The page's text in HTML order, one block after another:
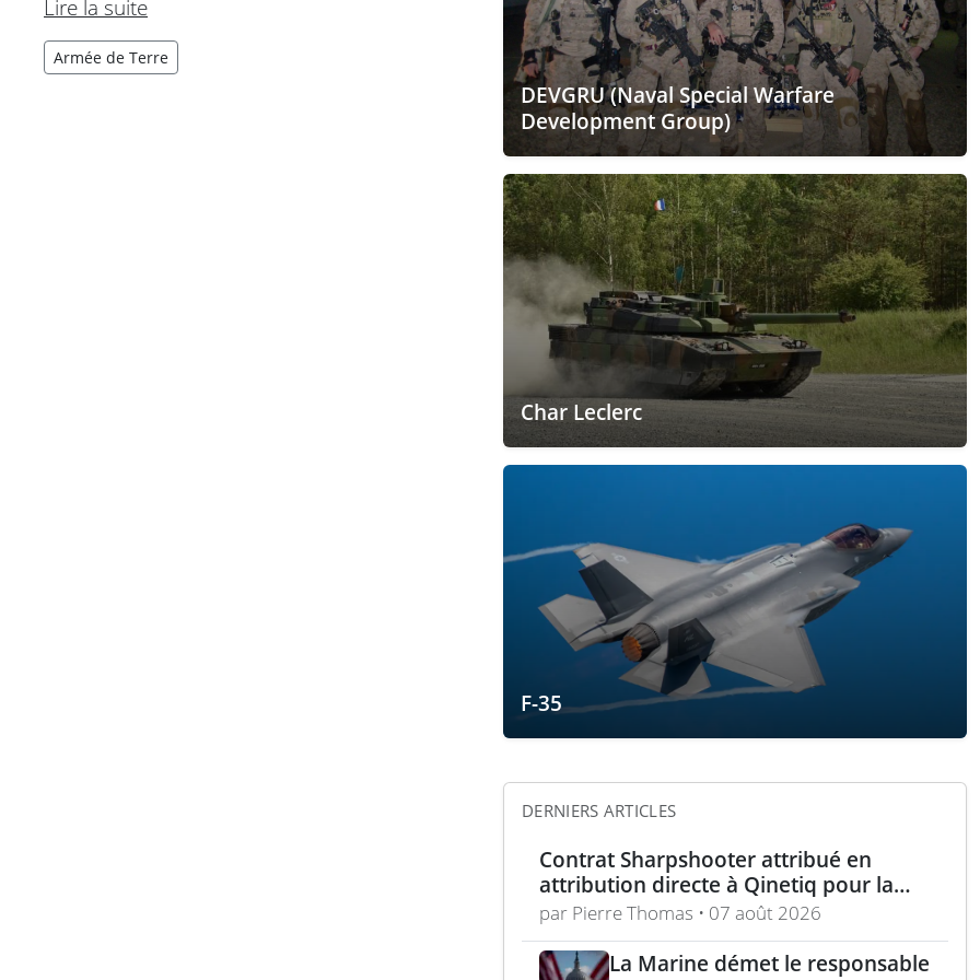
Lire la suite
Armée de Terre
DEVGRU (Naval Special Warfare
Development Group)
Char Leclerc
F-35
DERNIERS ARTICLES
Contrat Sharpshooter attribué en
attribution directe à Qinetiq pour la
période 2026-2028
par Pierre Thomas • 07 août 2026
La Marine démet le responsable